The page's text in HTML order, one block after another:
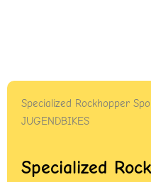
Specialized Rockhopper
JUGENDBIKES
Specialized